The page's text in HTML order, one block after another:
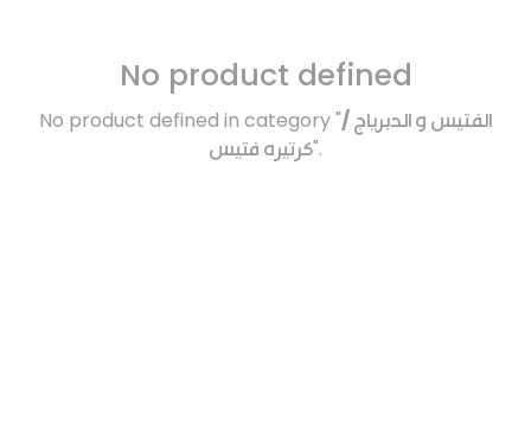
No product defined
No product defined in category "الفتيس و الدبرياج /
كرتيره فتيس".